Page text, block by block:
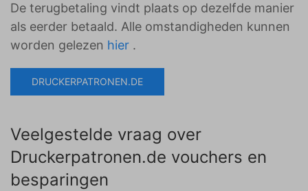
De terugbetaling vindt plaats op dezelfde manier
als eerder betaald. Alle omstandigheden kunnen
worden gelezen hier .
DRUCKERPATRONEN.DE
Veelgestelde vraag over
Druckerpatronen.de vouchers en
besparingen